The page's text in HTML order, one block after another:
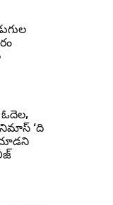
ఓదెల,
‘ది